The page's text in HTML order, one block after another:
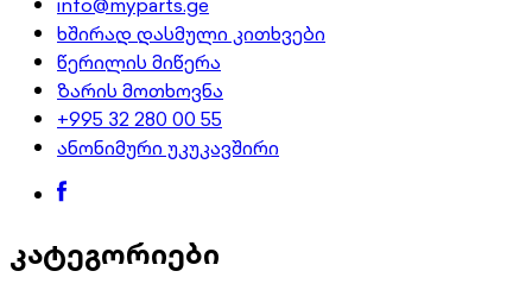
ხშირად დასმული კითხვები
წერილის მიწერა
ზარის მოთხოვნა
+995 32 280 00 55
ანონიმური უკუკავშირი
კატეგორიები